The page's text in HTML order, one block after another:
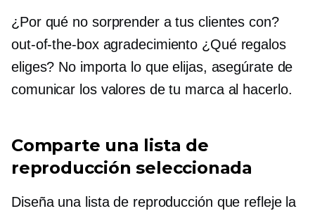
¿Por qué no sorprender a tus clientes con?
out-of-the-box agradecimiento ¿Qué regalos
eliges? No importa lo que elijas, asegúrate de
comunicar los valores de tu marca al hacerlo.
Comparte una lista de
reproducción seleccionada
Diseña una lista de reproducción que refleje la